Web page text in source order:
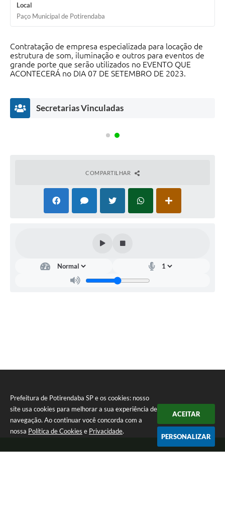
Prefeitura de Potirendaba SP e os cookies: nosso
site usa cookies para melhorar a sua experiência de
navegação. Ao continuar você concorda com a
nossa Política de Cookies e Privacidade.
ACEITAR
PERSONALIZAR
Local
Paço Municipal de Potirendaba
Contratação de empresa especializada para locação de
estrutura de som, iluminação e outros para eventos de
grande porte que serão utilizados no EVENTO QUE
ACONTECERÁ no DIA 07 DE SETEMBRO DE 2023.
Secretarias Vinculadas
Turismo
COMPARTILHAR